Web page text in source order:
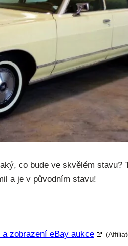
co bude ve skvělém stavu?
a je v původním stavu!
zobrazení eBay aukce